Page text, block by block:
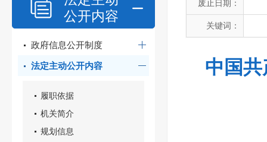
公开内容
政府信息公开制度
法定主动公开内容
履职依据
机关简介
规划信息
废止日期：
关键词：
中国